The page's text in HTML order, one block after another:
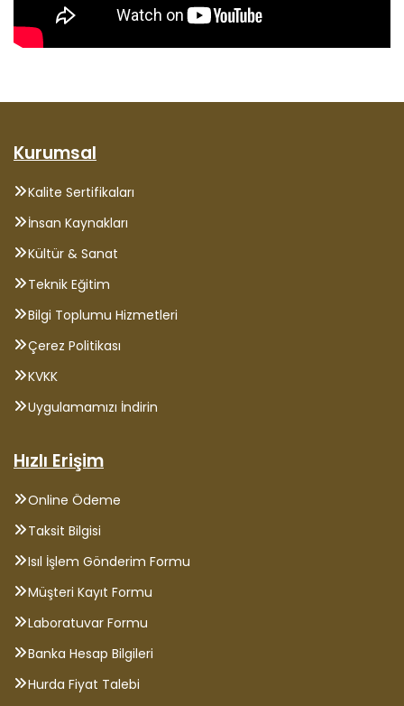
Kurumsal
Kalite Sertifikaları
İnsan Kaynakları
Kültür & Sanat
Teknik Eğitim
Bilgi Toplumu Hizmetleri
Çerez Politikası
KVKK
Uygulamamızı İndirin
Hızlı Erişim
Online Ödeme
Taksit Bilgisi
Isıl İşlem Gönderim Formu
Müşteri Kayıt Formu
Laboratuvar Formu
Banka Hesap Bilgileri
Hurda Fiyat Talebi